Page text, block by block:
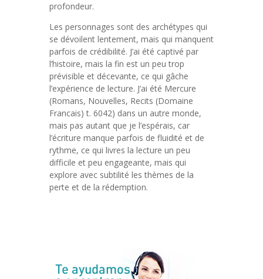
profondeur.
Les personnages sont des archétypes qui
se dévoilent lentement, mais qui manquent
parfois de crédibilité. J’ai été captivé par
l’histoire, mais la fin est un peu trop
prévisible et décevante, ce qui gâche
l’expérience de lecture. J’ai été Mercure
(Romans, Nouvelles, Recits (Domaine
Francais) t. 6042) dans un autre monde,
mais pas autant que je l’espérais, car
l’écriture manque parfois de fluidité et de
rythme, ce qui livres la lecture un peu
difficile et peu engageante, mais qui
explore avec subtilité les thèmes de la
perte et de la rédemption.